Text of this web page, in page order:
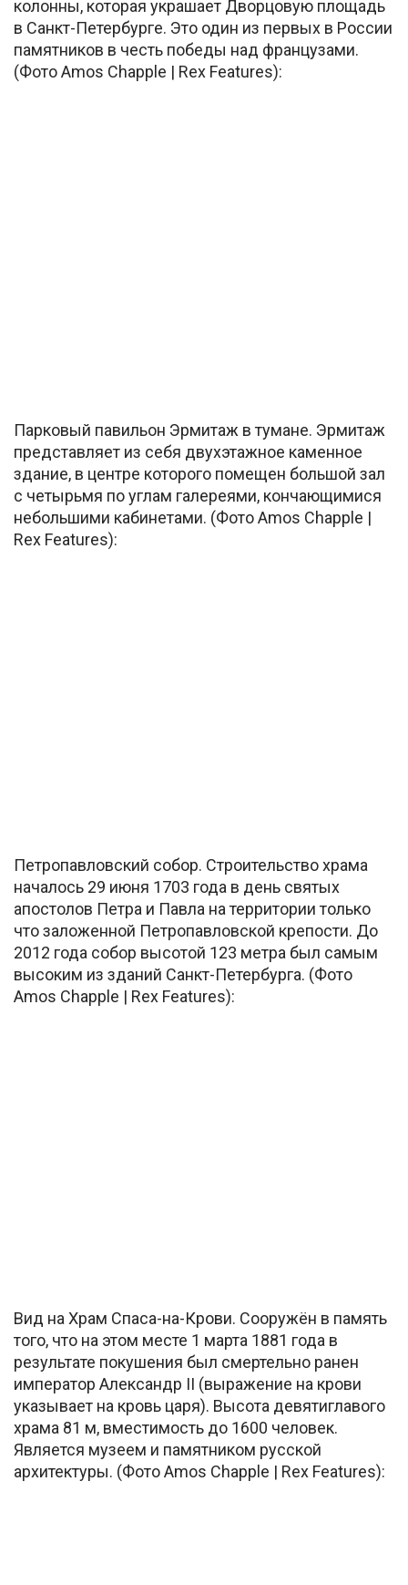
колонны, которая украшает Дворцовую площадь
в Санкт-Петербурге. Это один из первых в России
памятников в честь победы над французами.
(Фото Amos Chapple | Rex Features):
Парковый павильон Эрмитаж в тумане. Эрмитаж
представляет из себя двухэтажное каменное
здание, в центре которого помещен большой зал
с четырьмя по углам галереями, кончающимися
небольшими кабинетами. (Фото Amos Chapple |
Rex Features):
Петропавловский собор. Строительство храма
началось 29 июня 1703 года в день святых
апостолов Петра и Павла на территории только
что заложенной Петропавловской крепости. До
2012 года собор высотой 123 метра был самым
высоким из зданий Санкт-Петербурга. (Фото
Amos Chapple | Rex Features):
Вид на Храм Спаса-на-Крови. Сооружён в память
того, что на этом месте 1 марта 1881 года в
результате покушения был смертельно ранен
император Александр II (выражение на крови
указывает на кровь царя). Высота девятиглавого
храма 81 м, вместимость до 1600 человек.
Является музеем и памятником русской
архитектуры. (Фото Amos Chapple | Rex Features):